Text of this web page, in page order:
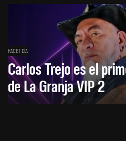
HACE 1 DÍA
Carlos Trejo es el
de La Granja VIP 2